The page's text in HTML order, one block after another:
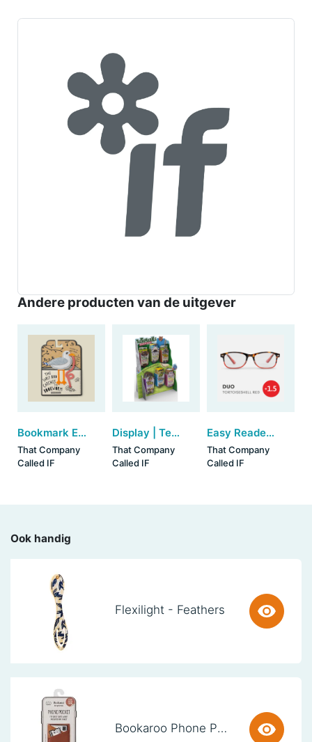
Andere producten van de uitgever
Bookmark Early Bird Catches the Bookworm - Seagull
That Company
Called IF
Display | Teeth-Marks Bookmarks (36 stuks)
That Company
Called IF
Easy Readers - Duo Tortoiseshell/Red (+1.5)
That Company
Called IF
Ook handig
Flexilight - Feathers
Bookaroo Phone Pocket - Brown